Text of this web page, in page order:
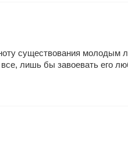
существования молодым
лишь бы завоевать его